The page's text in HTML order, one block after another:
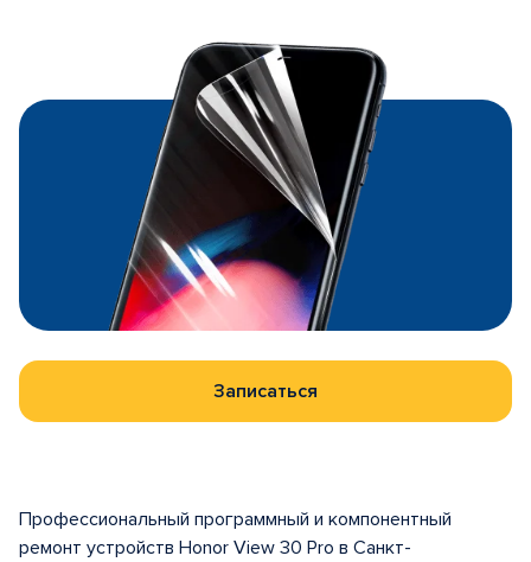
Записаться
Профессиональный программный и компонентный
ремонт устройств Honor View 30 Pro в Санкт-